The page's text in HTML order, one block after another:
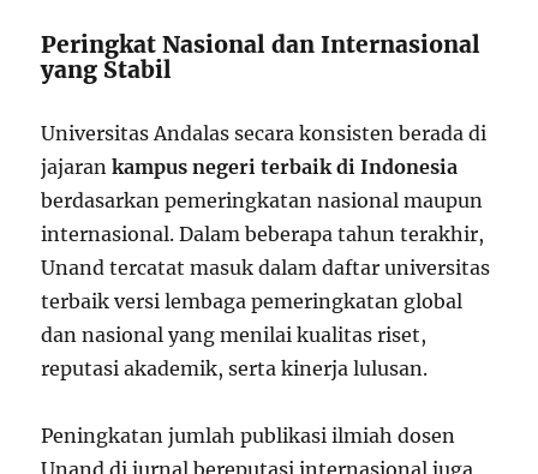
Peringkat Nasional dan Internasional
yang Stabil
Universitas Andalas secara konsisten berada di
jajarankampus negeri terbaik di Indonesia
berdasarkan pemeringkatan nasional maupun
internasional. Dalam beberapa tahun terakhir,
Unand tercatat masuk dalam daftar universitas
terbaik versi lembaga pemeringkatan global
dan nasional yang menilai kualitas riset,
reputasi akademik, serta kinerja lulusan.
Peningkatan jumlah publikasi ilmiah dosen